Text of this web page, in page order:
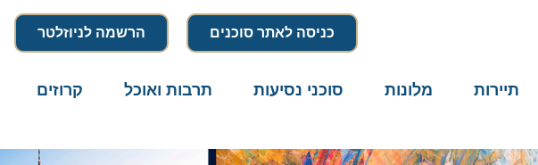
כניסה לאתר סוכנים הרשמה לניוזלטר
תיירות מלונות סוכני נסיעות תרבות ואוכל קרוזים